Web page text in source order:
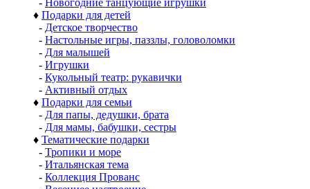
- Новогодние танцующие игрушки
♦ Подарки для детей
- Детское творчество
- Настольные игры, паззлы, головоломки
- Для малышей
- Игрушки
- Кукольный театр: рукавички
- Активный отдых
♦ Подарки для семьи
- Для папы, дедушки, брата
- Для мамы, бабушки, сестры
♦ Тематические подарки
- Тропики и море
- Итальянская тема
- Коллекция Прованс